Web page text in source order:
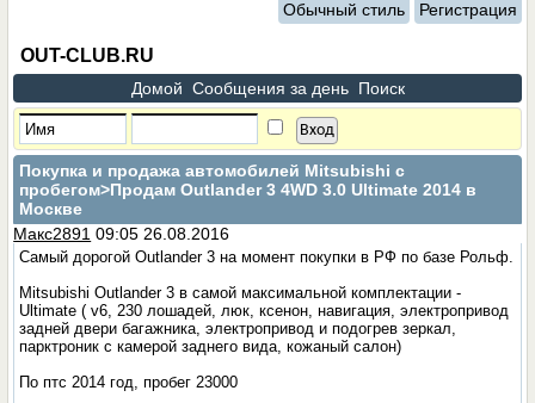
Обычный стиль Регистрация
OUT-CLUB.RU
Домой Сообщения за день Поиск
Покупка и продажа автомобилей Mitsubishi с
пробегом>Продам Outlander 3 4WD 3.0 Ultimate 2014 в
Москве
Макс2891 09:05 26.08.2016
Самый дорогой Outlander 3 на момент покупки в РФ по базе Рольф.
Mitsubishi Outlander 3 в самой максимальной комплектации -
Ultimate ( v6, 230 лошадей, люк, ксенон, навигация, электропривод
задней двери багажника, электропривод и подогрев зеркал,
парктроник с камерой заднего вида, кожаный салон)
По птс 2014 год, пробег 23000